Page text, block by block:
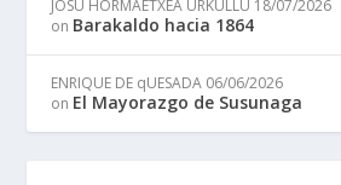
JOSU HORMAETXEA URKULLU 18/07/2026
on Barakaldo hacia 1864
ENRIQUE DE qUESADA 06/06/2026
on El Mayorazgo de Susunaga